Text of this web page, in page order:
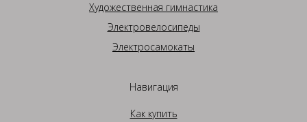
Художественная гимнастика
Электровелосипеды
Электросамокаты
Навигация
Как купить